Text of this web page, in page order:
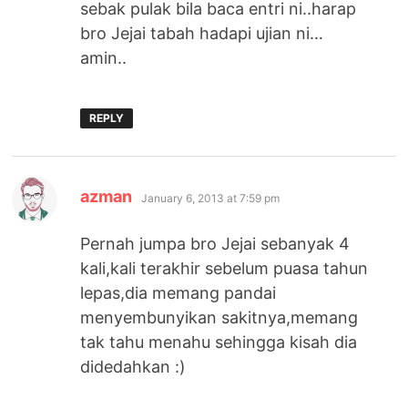
sebak pulak bila baca entri ni..harap
bro Jejai tabah hadapi ujian ni…
amin..
REPLY
azman says:
January 6, 2013 at 7:59 pm
Pernah jumpa bro Jejai sebanyak 4
kali,kali terakhir sebelum puasa tahun
lepas,dia memang pandai
menyembunyikan sakitnya,memang
tak tahu menahu sehingga kisah dia
didedahkan :)